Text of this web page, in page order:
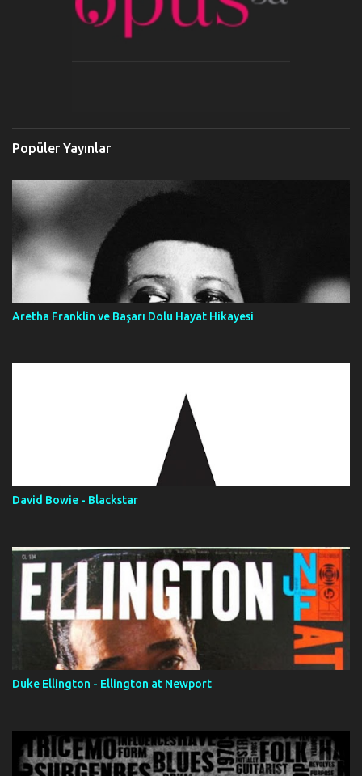
Popüler Yayınlar
Aretha Franklin ve Başarı Dolu Hayat Hikayesi
David Bowie - Blackstar
Duke Ellington - Ellington at Newport